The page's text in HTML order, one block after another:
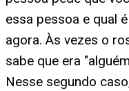
essa pessoa e qual
agora. Às vezes o
sabe que era
Nesse segundo